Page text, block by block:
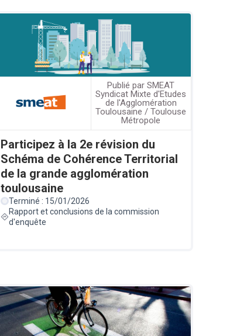
Publié par SMEAT
Syndicat Mixte d'Etudes
de l'Agglomération
Toulousaine / Toulouse
Métropole
Participez à la 2e révision du
Schéma de Cohérence Territorial
de la grande agglomération
toulousaine
Terminé : 15/01/2026
Rapport et conclusions de la commission
d'enquête